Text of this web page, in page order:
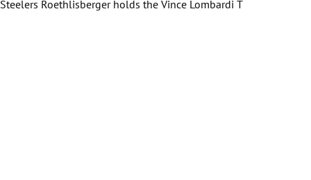
Steelers Roethlisberger holds the Vince Lombardi T